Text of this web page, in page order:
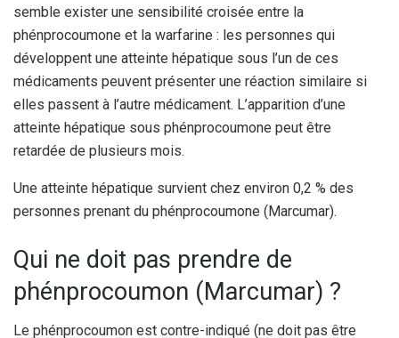
semble exister une sensibilité croisée entre la
phénprocoumone et la warfarine : les personnes qui
développent une atteinte hépatique sous l’un de ces
médicaments peuvent présenter une réaction similaire si
elles passent à l’autre médicament. L’apparition d’une
atteinte hépatique sous phénprocoumone peut être
retardée de plusieurs mois.
Une atteinte hépatique survient chez environ 0,2 % des
personnes prenant du phénprocoumone (Marcumar).
Qui ne doit pas prendre de
phénprocoumon (Marcumar) ?
Le phénprocoumon est contre-indiqué (ne doit pas être